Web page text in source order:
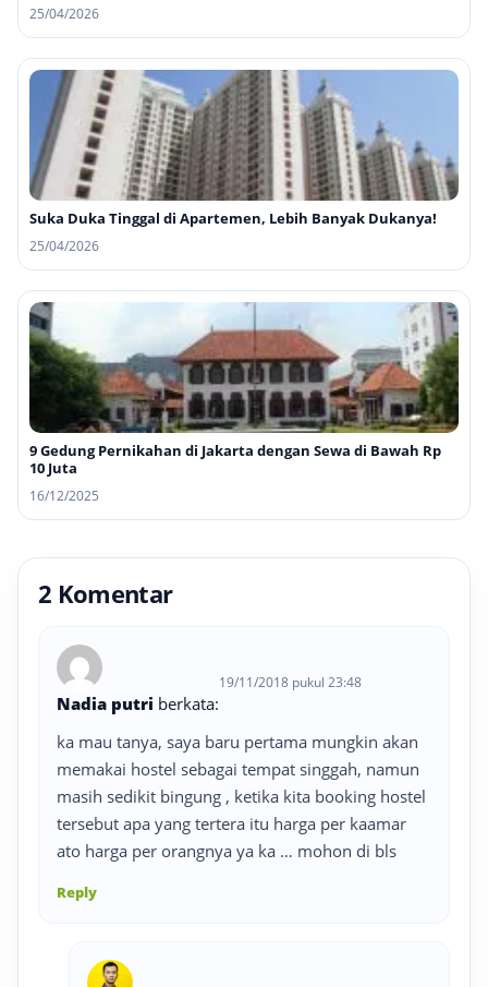
25/04/2026
Suka Duka Tinggal di Apartemen, Lebih Banyak Dukanya!
25/04/2026
9 Gedung Pernikahan di Jakarta dengan Sewa di Bawah Rp
10 Juta
16/12/2025
2 Komentar
Nadia putri berkata:
19/11/2018 pukul 23:48
ka mau tanya, saya baru pertama mungkin akan
memakai hostel sebagai tempat singgah, namun
masih sedikit bingung , ketika kita booking hostel
tersebut apa yang tertera itu harga per kaamar
ato harga per orangnya ya ka … mohon di bls
Reply